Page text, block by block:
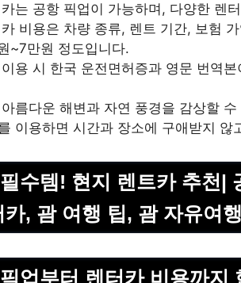
는 공항 픽업이 가능하며, 다양한 렌
비용은 차량 종류, 렌트 기간, 보험
~7만원 정도입니다.
용 시 한국 운전면허증과 영문 번역
름다운 해변과 자연 풍경을 감상할
이용하면 시간과 장소에 구애받지
수템! 현지 렌트카 추천|
, 괌 여행 팁, 괌 자유여행
업부터 렌터카 비용까지